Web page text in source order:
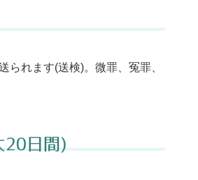
れます(送検)。微罪、冤罪、
20日間)